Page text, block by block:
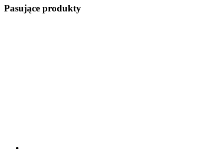
Pasujące produkty